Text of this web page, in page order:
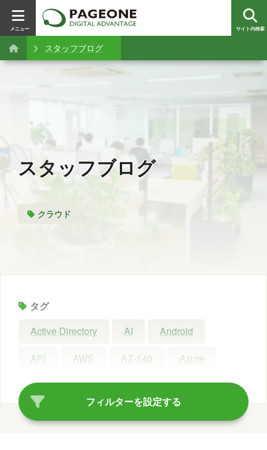
メニュー サイト内検索
スタッフブログ
スタッフブログ
クラウド
タグ
Active Directory
AI
Android
API
AWS AZ-140
Azure
Azure AI Search
Azure AI Studio
フィルターを設定する